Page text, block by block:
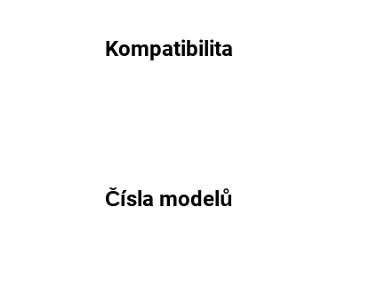
Kompatibilita
Čísla modelů